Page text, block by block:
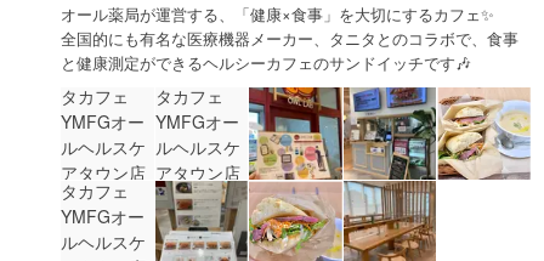
オール薬局が運営する、「健康×食事」を大切にするカフェ✨
全国的にも有名な医療機器メーカー、タニタとのコラボで、食事
と健康測定ができるヘルシーカフェのサンドイッチです🎶